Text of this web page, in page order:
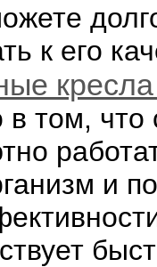
к его
в том,
и